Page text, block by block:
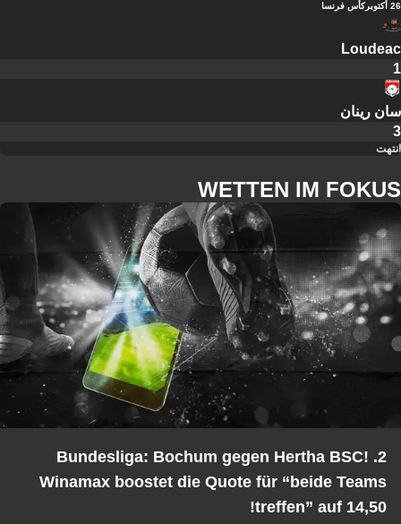
26 أكتوبر كأس فرنسا
Loudeac
1
سان رينان
3
انتهت
WETTEN IM FOKUS
2. Bundesliga: Bochum gegen Hertha BSC!
Winamax boostet die Quote für “beide Teams
treffen” auf 14,50!